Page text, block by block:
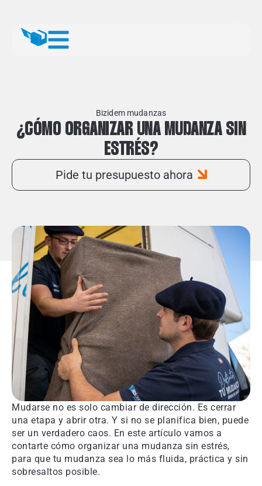
Bizidem mudanzas
¿CÓMO ORGANIZAR UNA MUDANZA SIN
ESTRÉS?
Pide tu presupuesto ahora
Mudarse no es solo cambiar de dirección. Es cerrar
una etapa y abrir otra. Y si no se planifica bien, puede
ser un verdadero caos. En este artículo vamos a
contarte cómo organizar una mudanza sin estrés,
para que tu mudanza sea lo más fluida, práctica y sin
sobresaltos posible.